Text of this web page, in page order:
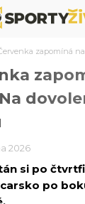
zapomíná
2026
si po
po